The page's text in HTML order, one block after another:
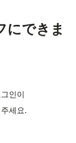
にできま
인이
세요.